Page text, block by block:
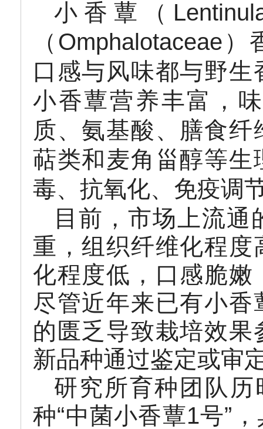
小香蕈（
（Omphalotaceae
口感与风味都与野
小香蕈营养丰富，
质、氨基酸、膳食
萜类和麦角甾醇等
毒、抗氧化、免疫调
目前，市场上流
重，组织纤维化程
化程度低，口感脆
尽管近年来已有小
的匮乏导致栽培效
新品种通过鉴定或审
研究所育种团队
种“中菌小香蕈1号”